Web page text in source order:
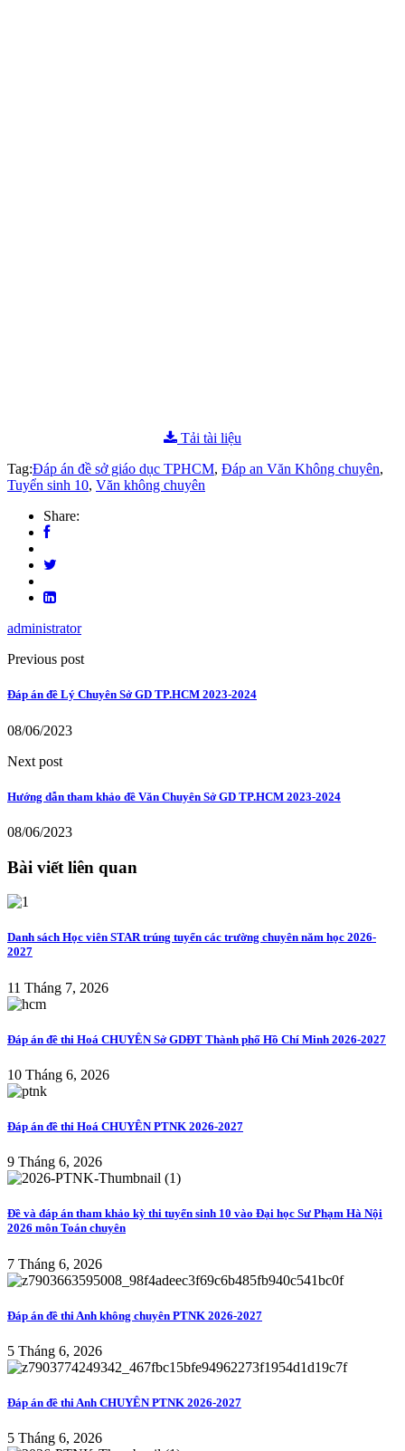
Tải tài liệu
Tag:Đáp án đề sở giáo dục TPHCM, Đáp an Văn Không chuyên,
Tuyển sinh 10, Văn không chuyên
Share:
administrator
Previous post
Đáp án đề Lý Chuyên Sở GD TP.HCM 2023-2024
08/06/2023
Next post
Hướng dẫn tham khảo đề Văn Chuyên Sở GD TP.HCM 2023-2024
08/06/2023
Bài viết liên quan
Danh sách Học viên STAR trúng tuyển các trường chuyên năm học 2026-
2027
11 Tháng 7, 2026
Đáp án đề thi Hoá CHUYÊN Sở GDĐT Thành phố Hồ Chí Minh 2026-2027
10 Tháng 6, 2026
Đáp án đề thi Hoá CHUYÊN PTNK 2026-2027
9 Tháng 6, 2026
Đề và đáp án tham khảo kỳ thi tuyển sinh 10 vào Đại học Sư Phạm Hà Nội
2026 môn Toán chuyên
7 Tháng 6, 2026
Đáp án đề thi Anh không chuyên PTNK 2026-2027
5 Tháng 6, 2026
Đáp án đề thi Anh CHUYÊN PTNK 2026-2027
5 Tháng 6, 2026